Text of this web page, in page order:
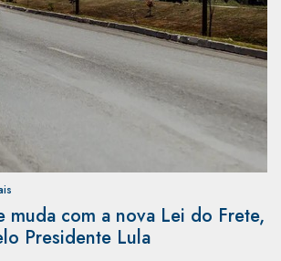
muda com a nova Lei do Frete,
Presidente Lula